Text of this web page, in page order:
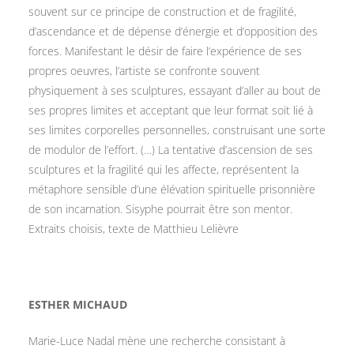
souvent sur ce principe de construction et de fragilité,
d’ascendance et de dépense d’énergie et d’opposition des
forces. Manifestant le désir de faire l’expérience de ses
propres oeuvres, l’artiste se confronte souvent
physiquement à ses sculptures, essayant d’aller au bout de
ses propres limites et acceptant que leur format soit lié à
ses limites corporelles personnelles, construisant une sorte
de modulor de l’effort. (…) La tentative d’ascension de ses
sculptures et la fragilité qui les affecte, représentent la
métaphore sensible d’une élévation spirituelle prisonnière
de son incarnation. Sisyphe pourrait être son mentor.
Extraits choisis, texte de Matthieu Lelièvre
ESTHER MICHAUD
Marie-Luce Nadal mène une recherche consistant à